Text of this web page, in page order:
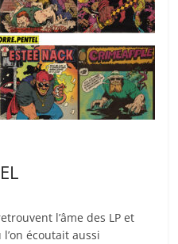
l’âme des LP et
écoutait aussi